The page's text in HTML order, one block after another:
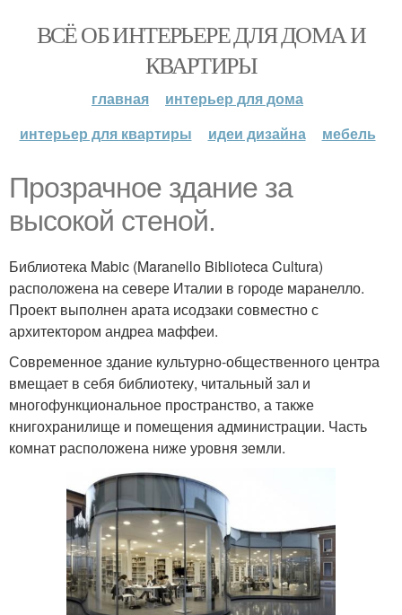
ВСЁ ОБ ИНТЕРЬЕРЕ ДЛЯ ДОМА И
КВАРТИРЫ
главная
интерьер для дома
интерьер для квартиры
идеи дизайна мебель
Прозрачное здание за
высокой стеной.
Библиотека Mabic (Maranello Biblioteca Cultura)
расположена на севере Италии в городе маранелло.
Проект выполнен арата исодзаки совместно с
архитектором андреа маффеи.
Современное здание культурно-общественного центра
вмещает в себя библиотеку, читальный зал и
многофункциональное пространство, а также
книгохранилище и помещения администрации. Часть
комнат расположена ниже уровня земли.